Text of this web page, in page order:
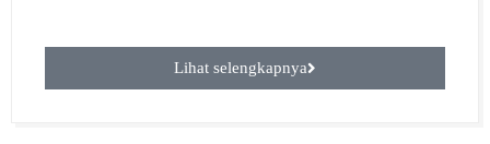
Lihat selengkapnya